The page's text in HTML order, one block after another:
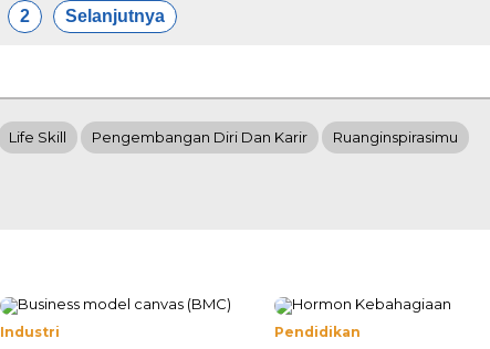
2 Selanjutnya
Life Skill Pengembangan Diri Dan Karir Ruanginspirasimu
Industri Pendidikan